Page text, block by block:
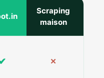
Scraping
maison
✔ ✕